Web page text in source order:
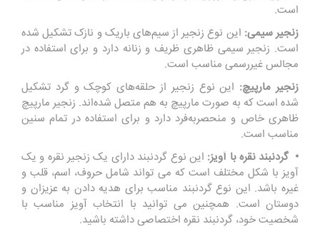
است.
زنجیر سیمی: این نوع زنجیر از سیم‌های باریک و نازک تشکیل شده
است. زنجیر سیمی ظاهری ظریف و زنانه دارد و برای استفاده در
مجالس غیررسمی مناسب است.
زنجیر مارپیچ: این نوع زنجیر از حلقه‌های کوچک و گرد تشکیل
شده است که به صورت مارپیچ به هم متصل شده‌اند. زنجیر مارپیچ
ظاهری خاص و منحصربه‌فرد دارد و برای استفاده در تمام سنین
مناسب است.
• گردنبند نقره با آویز: این نوع گردنبند دارای یک زنجیر نقره و یک
آویز با شکل مختلف است که می تواند شامل حروف، اسم، قلب و
غیره باشد. این نوع گردنبند مناسب برای هدیه دادن به عزیزان و
دوستان است. همچنین می توانید با انتخاب آویز مناسب با
شخصیت خود، گردنبند نقره اختصاصی داشته باشید.